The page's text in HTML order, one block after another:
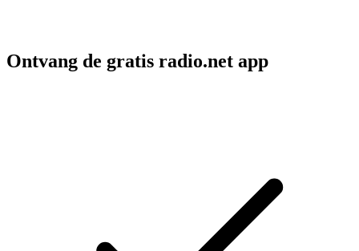
Ontvang de gratis radio.net app